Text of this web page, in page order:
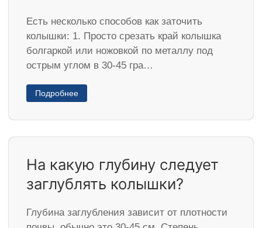
Есть несколько способов как заточить
колышки: 1. Просто срезать край колышка
болгаркой или ножовкой по металлу под
острым углом в 30-45 гра…
Подробнее
На какую глубину следует
заглублять колышки?
Глубина заглубления зависит от плотности